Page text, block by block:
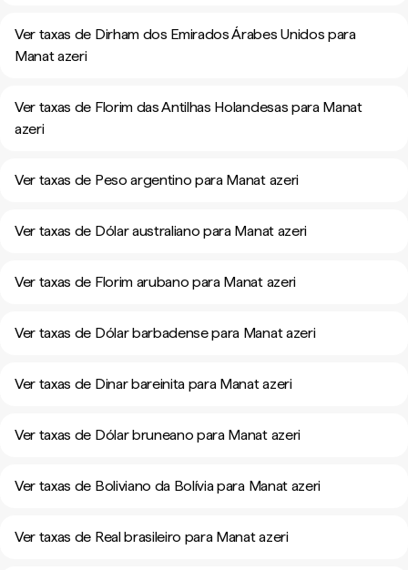
Ver taxas de Dirham dos Emirados Árabes Unidos para
Manat azeri
Ver taxas de Florim das Antilhas Holandesas para Manat
azeri
Ver taxas de Peso argentino para Manat azeri
Ver taxas de Dólar australiano para Manat azeri
Ver taxas de Florim arubano para Manat azeri
Ver taxas de Dólar barbadense para Manat azeri
Ver taxas de Dinar bareinita para Manat azeri
Ver taxas de Dólar bruneano para Manat azeri
Ver taxas de Boliviano da Bolívia para Manat azeri
Ver taxas de Real brasileiro para Manat azeri